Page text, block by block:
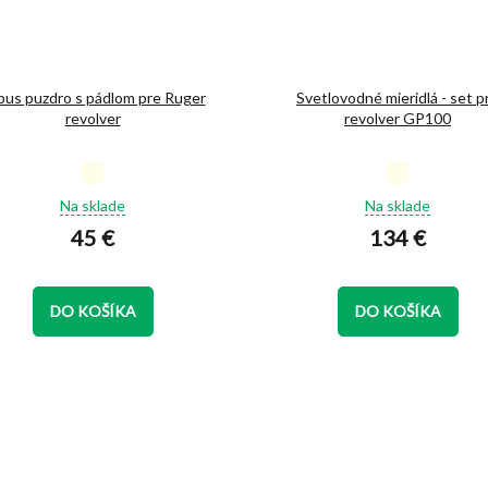
puzdro s pádlom pre Ruger
revolver
hodnotenie
je
z
5
Na sklade
45 €
DO KOŠÍKA
Svetlovodné mieridlá - set
revolver GP100
hodnotenie
je
z
5
Na sklade
134 €
DO KOŠÍKA